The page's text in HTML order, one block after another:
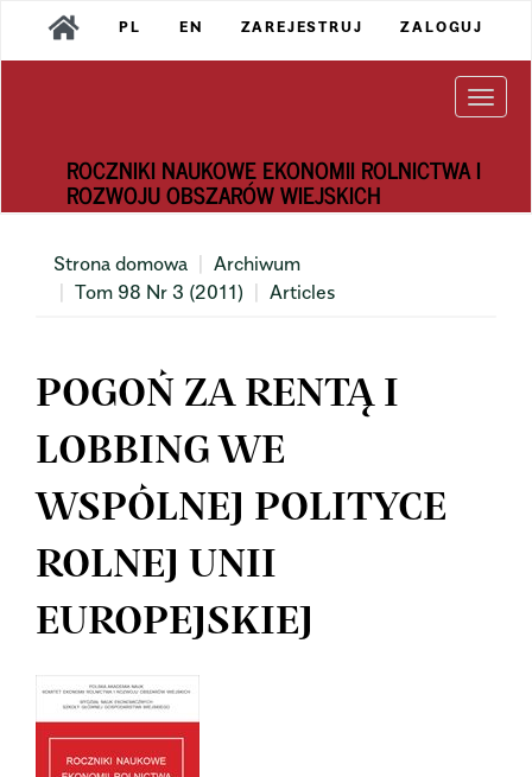
Main
Navigation
PL EN ZAREJESTRUJ ZALOGUJ
ROCZNIKI NAUKOWE EKONOMII ROLNICTWA I
ROZWOJU OBSZARÓW WIEJSKICH
Strona domowa
Archiwum
Tom 98 Nr 3 (2011)
Articles
POGOŃ ZA RENTĄ I
LOBBING WE
WSPÓLNEJ POLITYCE
ROLNEJ UNII
EUROPEJSKIEJ
Article
Sidebar